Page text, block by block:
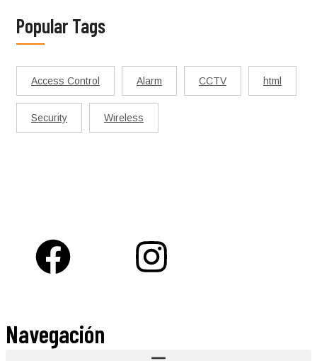
Popular Tags
Access Control Alarm CCTV html
Security Wireless
Navegación